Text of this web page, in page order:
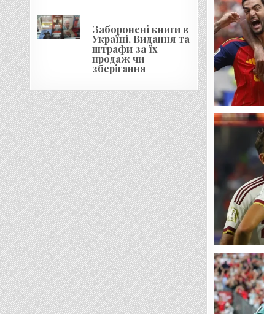
Заборонені книги в
Україні. Видання та
штрафи за їх
продаж чи
зберігання